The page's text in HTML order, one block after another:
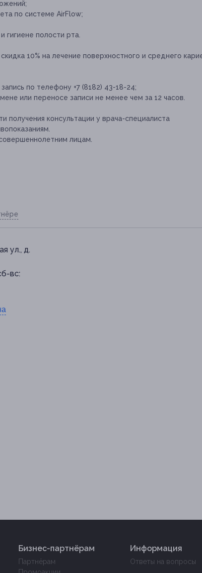
по системе AirFlow;
полости рта.
скидка 10% на лечение поверхностного и среднего
по телефону +7 (8182) 43-18-24;
или переносе записи не менее чем за 12 часов.
консультации у врача-специалиста
лицам.
ул., д.
вс:
Бизнес-партнёрам
Партнёрам
Информация
Ответы на вопросы